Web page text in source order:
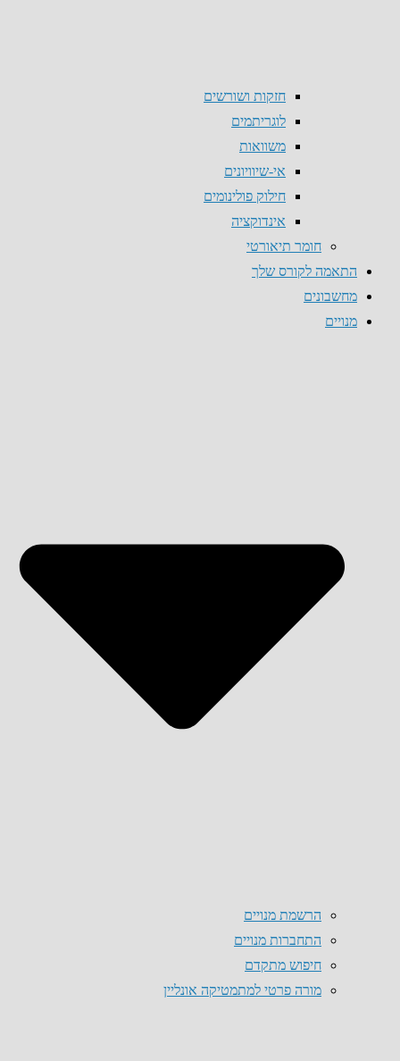
חזקות ושורשים
לוגריתמים
משוואות
אי-שיוויונים
חילוק פולינומים
אינדוקציה
חומר תיאורטי
התאמה לקורס שלך
מחשבונים
מנויים
הרשמת מנויים
התחברות מנויים
חיפוש מתקדם
מורה פרטי למתמטיקה אונליין